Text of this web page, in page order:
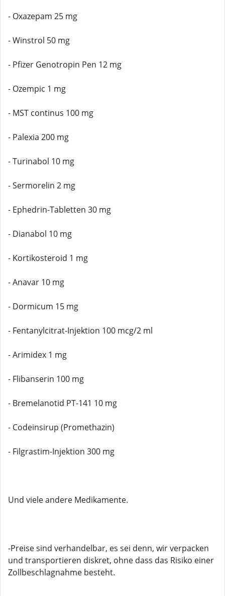
- Oxazepam 25 mg
- Winstrol 50 mg
- Pfizer Genotropin Pen 12 mg
- Ozempic 1 mg
- MST continus 100 mg
- Palexia 200 mg
- Turinabol 10 mg
- Sermorelin 2 mg
- Ephedrin-Tabletten 30 mg
- Dianabol 10 mg
- Kortikosteroid 1 mg
- Anavar 10 mg
- Dormicum 15 mg
- Fentanylcitrat-Injektion 100 mcg/2 ml
- Arimidex 1 mg
- Flibanserin 100 mg
- Bremelanotid PT-141 10 mg
- Codeinsirup (Promethazin)
- Filgrastim-Injektion 300 mg
Und viele andere Medikamente.
-Preise sind verhandelbar, es sei denn, wir verpacken
und transportieren diskret, ohne dass das Risiko einer
Zollbeschlagnahme besteht.